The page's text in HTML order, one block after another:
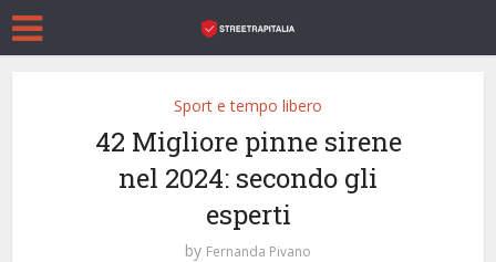
Sport e tempo libero
42 Migliore pinne sirene
nel 2024: secondo gli
esperti
by Fernanda Pivano